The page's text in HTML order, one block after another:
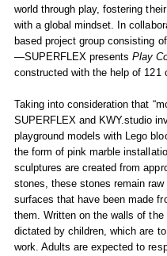
world through play, fostering
with a global mindset. In
based project group consisting
—SUPERFLEX presentsPlay
constructed with the help of 121
Taking into consideration that
SUPERFLEX and KWY.studio
playground models with Lego
the form of pink marble
sculptures are created from
stones, these stones remain
surfaces that have been made
them. Written on the walls of the
dictated by children, which are
work. Adults are expected to